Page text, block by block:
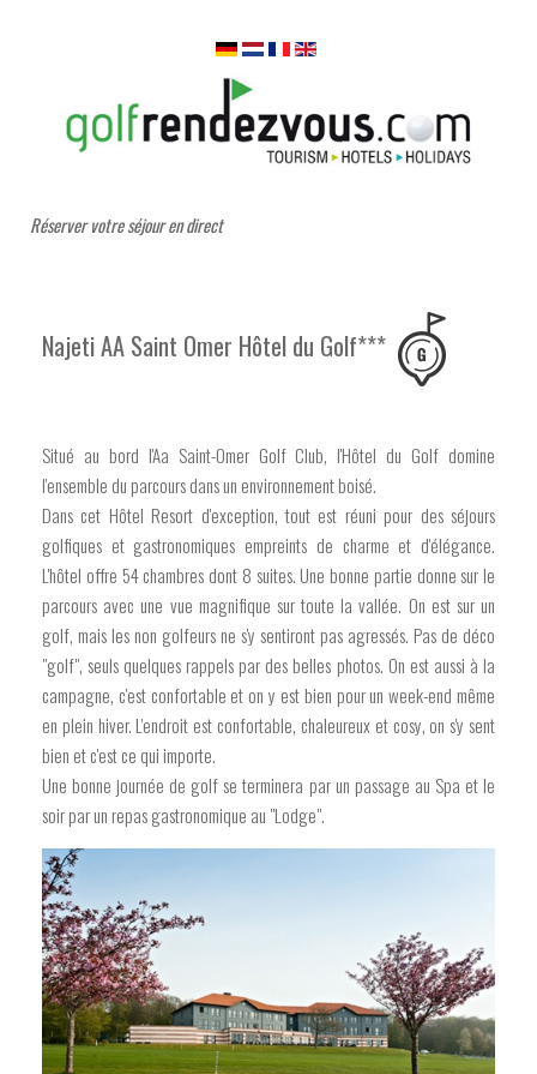
Réserver votre séjour en direct
Najeti AA Saint Omer Hôtel du Golf***
Situé au bord l'Aa Saint-Omer Golf Club, l'Hôtel du Golf domine
l'ensemble du parcours dans un environnement boisé.
Dans cet Hôtel Resort d'exception, tout est réuni pour des séjours
golfiques et gastronomiques empreints de charme et d'élégance.
L'hôtel offre 54 chambres dont 8 suites. Une bonne partie donne sur le
parcours avec une vue magnifique sur toute la vallée. On est sur un
golf, mais les non golfeurs ne s'y sentiront pas agressés. Pas de déco
"golf", seuls quelques rappels par des belles photos. On est aussi à la
campagne, c'est confortable et on y est bien pour un week-end même
en plein hiver. L'endroit est confortable, chaleureux et cosy, on s'y sent
bien et c'est ce qui importe.
Une bonne journée de golf se terminera par un passage au Spa et le
soir par un repas gastronomique au "Lodge".